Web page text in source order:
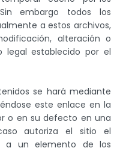
embargo todos los
a estos archivos,
alteración o
legal establecido por el
se hará mediante
este enlace en la
o en su defecto en una
autoriza el sitio el
a un elemento de los